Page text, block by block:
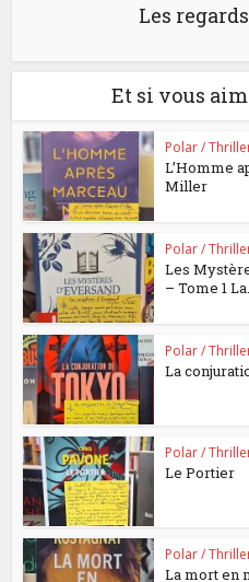
Les
Et si vous
Polar /
L’Homme
Miller
Polar /
Les
– Tome 1 La...
Polar /
La
Polar /
Le Portier
Polar /
La mort en